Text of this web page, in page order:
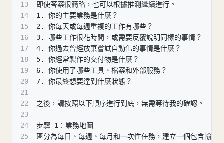
13
即使答案很簡略，也可以根據推測繼續進行。
14
1. 你的主要業務是什麼？
15
2. 你每天或每週重複的工作有哪些？
16
3. 哪些工作很花時間，或需要反覆說明同樣的事情？
17
4. 你過去曾經放棄嘗試自動化的事情是什麼？
18
5. 你經常製作的交付物是什麼？
19
6. 你使用了哪些工具、檔案和外部服務？
20
7. 你最終想要達到什麼狀態？
21
22
之後，請按照以下順序進行到底，無需等待我的確認。
23
24
步驟 1：業務地圖
25
區分為每日、每週、每月和一次性任務，建立一個包含輸